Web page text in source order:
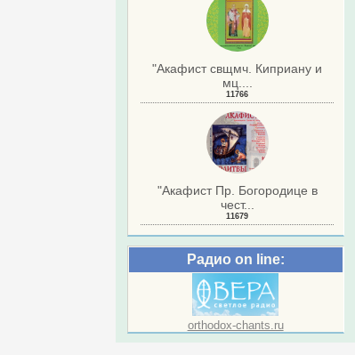
"Акафист свщмч. Киприану и
мц....
11766
"Акафист Пр. Богородице в
чест...
11679
Радио on line:
orthodox-chants.ru